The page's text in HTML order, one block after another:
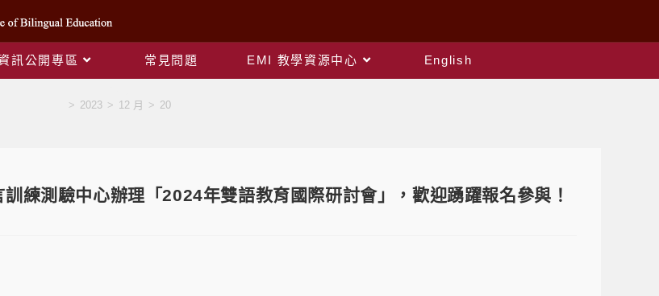
訊公開專區 常見問題 EMI 教學資源中心 English
> 2023 > 12 月 > 20
訓練測驗中心辦理「2024年雙語教育國際研討會」，歡迎踴躍報名參與！